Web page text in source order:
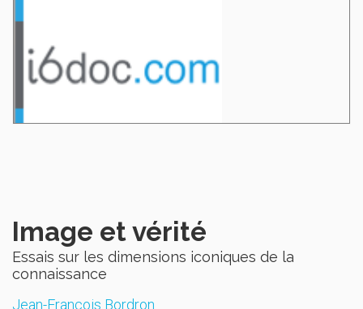
Image et vérité
Essais sur les dimensions iconiques de la
connaissance
Jean-François Bordron